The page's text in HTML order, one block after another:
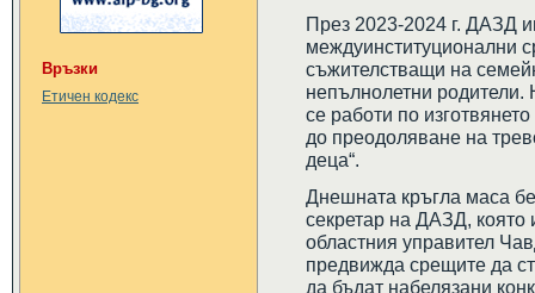
Връзки
Етичен кодекс
През 2023-2024 г. ДАЗД
междуинституционални
съжителстващи на
непълнолетни
се работи по
до преодоляване на
деца“.
Днешната кръгла маса
секретар на ДАЗД, която
областния управител
предвижда срещите да
да бъдат набелязани